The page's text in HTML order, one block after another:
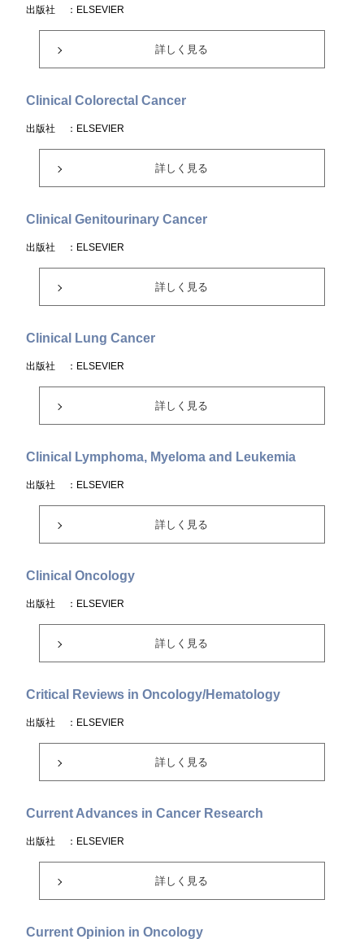
出版社 ：ELSEVIER
詳しく見る
Clinical Colorectal Cancer
出版社 ：ELSEVIER
詳しく見る
Clinical Genitourinary Cancer
出版社 ：ELSEVIER
詳しく見る
Clinical Lung Cancer
出版社 ：ELSEVIER
詳しく見る
Clinical Lymphoma, Myeloma and Leukemia
出版社 ：ELSEVIER
詳しく見る
Clinical Oncology
出版社 ：ELSEVIER
詳しく見る
Critical Reviews in Oncology/Hematology
出版社 ：ELSEVIER
詳しく見る
Current Advances in Cancer Research
出版社 ：ELSEVIER
詳しく見る
Current Opinion in Oncology